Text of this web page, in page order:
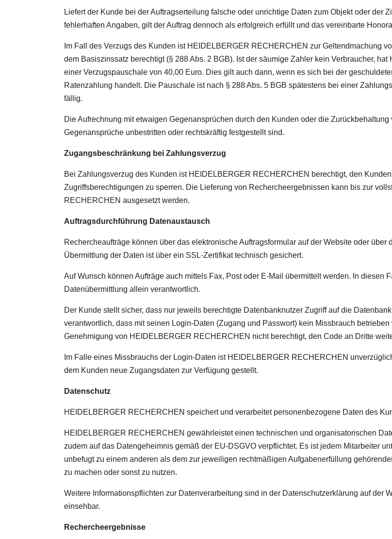
Liefert der Kunde bei der Auftragserteilung falsche oder unrichtige Daten zum Objekt oder der
fehlerhaften Angaben, gilt der Auftrag dennoch als erfolgreich erfüllt und das vereinbarte
Im Fall des Verzugs des Kunden ist HEIDELBERGER RECHERCHEN zur Geltendmachung
dem Basiszinssatz berechtigt (§ 288 Abs. 2 BGB). Ist der säumige Zahler kein Verbraucher,
einer Verzugspauschale von 40,00 Euro. Dies gilt auch dann, wenn es sich bei der
Ratenzahlung handelt. Die Pauschale ist nach § 288 Abs. 5 BGB spätestens bei einer
fällig.
Die Aufrechnung mit etwaigen Gegenansprüchen durch den Kunden oder die
Gegenansprüche unbestritten oder rechtskräftig festgestellt sind.
Zugangsbeschränkung bei Zahlungsverzug
Bei Zahlungsverzug des Kunden ist HEIDELBERGER RECHERCHEN berechtigt, den
Zugriffsberechtigungen zu sperren. Die Lieferung von Rechercheergebnissen kann bis zur
RECHERCHEN ausgesetzt werden.
Auftragsdurchführung Datenaustausch
Rechercheaufträge können über das elektronische Auftragsformular auf der Website oder
Übermittlung der Daten ist über ein SSL-Zertifikat technisch gesichert.
Auf Wunsch können Aufträge auch mittels Fax, Post oder E-Mail übermittelt werden. In diesen
Datenübermittlung allein verantwortlich.
Der Kunde stellt sicher, dass nur jeweils berechtigte Datenbanknutzer Zugriff auf die
verantwortlich, dass mit seinen Login-Daten (Zugang und Passwort) kein Missbrauch
Genehmigung von HEIDELBERGER RECHERCHEN nicht berechtigt, den Code an Dritte
Im Falle eines Missbrauchs der Login-Daten ist HEIDELBERGER RECHERCHEN
dem Kunden neue Zugangsdaten zur Verfügung gestellt.
Datenschutz
HEIDELBERGER RECHERCHEN speichert und verarbeitet personenbezogene Daten des
HEIDELBERGER RECHERCHEN gewährleistet einen technischen und organisatorischen
zudem auf das Datengeheimnis gemäß der EU-DSGVO verpflichtet. Es ist jedem Mitarbeiter
unbefugt zu einem anderen als dem zur jeweiligen rechtmäßigen Aufgabenerfüllung
zu machen oder sonst zu nutzen.
Weitere Informationspflichten zur Datenverarbeitung sind in der Datenschutzerklärung auf der
einsehbar.
Rechercheergebnisse